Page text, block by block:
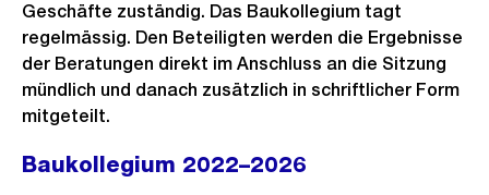
Geschäfte zuständig. Das Baukollegium tagt
regelmässig. Den Beteiligten werden die Ergebnisse
der Beratungen direkt im Anschluss an die Sitzung
mündlich und danach zusätzlich in schriftlicher Form
mitgeteilt.
Baukollegium 2022–2026